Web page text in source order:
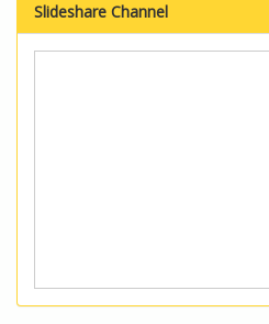
Slideshare Channel